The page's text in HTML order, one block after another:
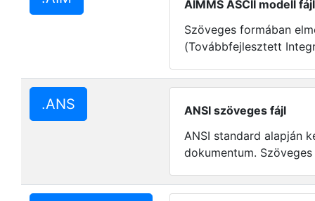
AIMMS ASCII modell fájl
Szöveges formában
(Továbbfejlesztett
.ANS
ANSI szöveges fájl
ANSI standard alapján
dokumentum.